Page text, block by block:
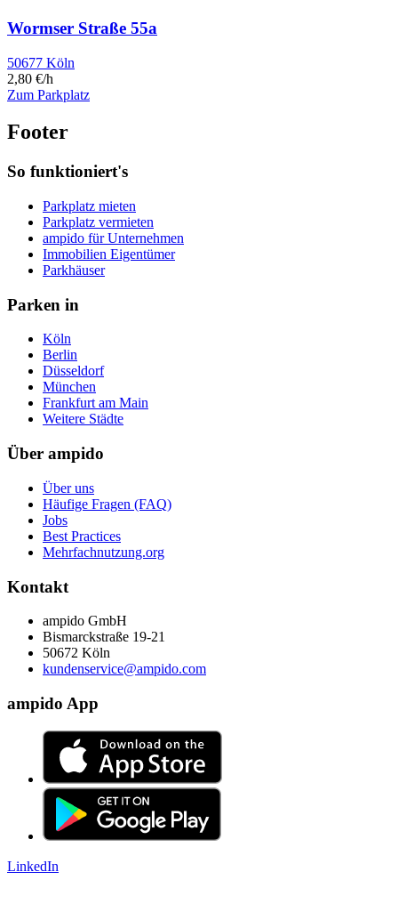
Wormser Straße 55a
50677 Köln
2,80 €/h
Zum Parkplatz
Footer
So funktioniert's
Parkplatz mieten
Parkplatz vermieten
ampido für Unternehmen
Immobilien Eigentümer
Parkhäuser
Parken in
Köln
Berlin
Düsseldorf
München
Frankfurt am Main
Weitere Städte
Über ampido
Über uns
Häufige Fragen (FAQ)
Jobs
Best Practices
Mehrfachnutzung.org
Kontakt
ampido GmbH
Bismarckstraße 19-21
50672 Köln
kundenservice@ampido.com
ampido App
LinkedIn